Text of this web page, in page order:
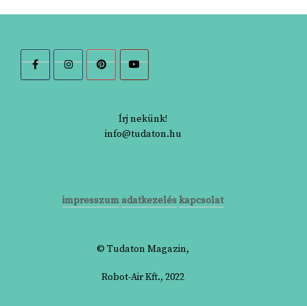
Írj nekünk!
info@tudaton.hu
impresszum adatkezeléskapcsolat
© Tudaton Magazin,
Robot-Air Kft., 2022